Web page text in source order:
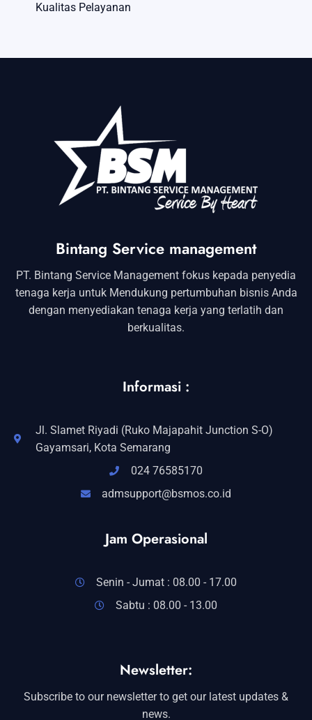
Kualitas Pelayanan
Bintang Service management
PT. Bintang Service Management fokus kepada penyedia
tenaga kerja untuk Mendukung pertumbuhan bisnis Anda
dengan menyediakan tenaga kerja yang terlatih dan
berkualitas.
Informasi :
Jl. Slamet Riyadi (Ruko Majapahit Junction S-O)
Gayamsari, Kota Semarang
024 76585170
admsupport@bsmos.co.id
Jam Operasional
Senin - Jumat : 08.00 - 17.00
Sabtu : 08.00 - 13.00
Newsletter:
Subscribe to our newsletter to get our latest updates &
news.